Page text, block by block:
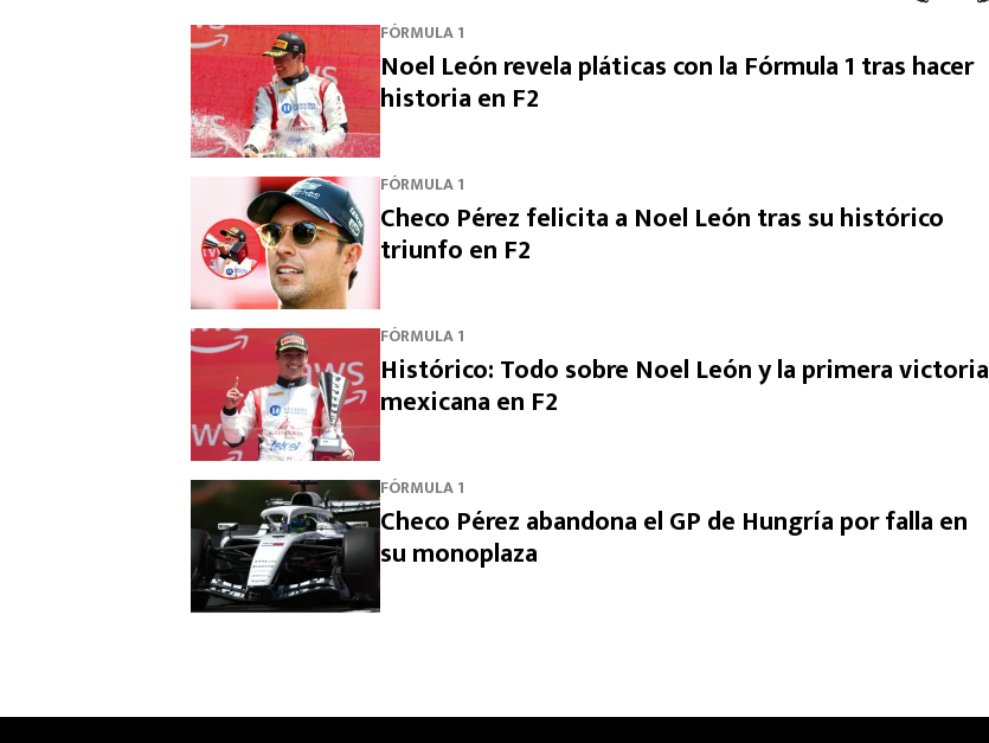
FÓRMULA 1
Noel León revela pláticas con la Fórmula 1 tras hacer
historia en F2
FÓRMULA 1
Checo Pérez felicita a Noel León tras su histórico
triunfo en F2
FÓRMULA 1
Histórico: Todo sobre Noel León y la primera victoria
mexicana en F2
FÓRMULA 1
Checo Pérez abandona el GP de Hungría por falla en
su monoplaza